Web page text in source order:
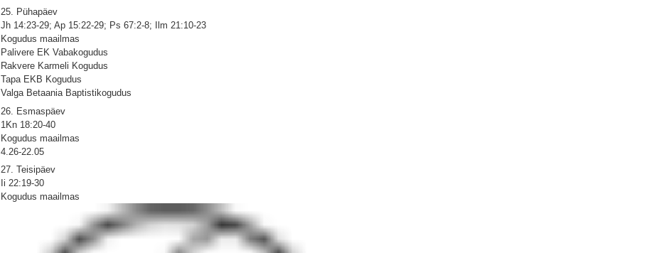
25. Pühapäev
Jh 14:23-29; Ap 15:22-29; Ps 67:2-8; Ilm 21:10-23
Kogudus maailmas
Palivere EK Vabakogudus
Rakvere Karmeli Kogudus
Tapa EKB Kogudus
Valga Betaania Baptistikogudus
26. Esmaspäev
1Kn 18:20-40
Kogudus maailmas
4.26-22.05
27. Teisipäev
Ii 22:19-30
Kogudus maailmas